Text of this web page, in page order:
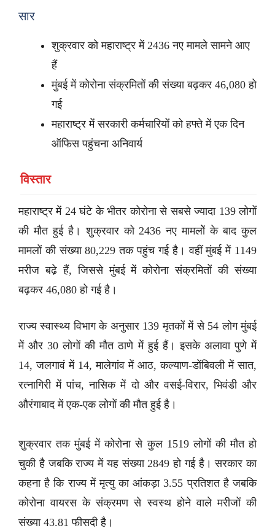
सार
शुक्रवार को महाराष्ट्र में 2436 नए मामले सामने आए
हैं
मुंबई में कोरोना संक्रमितों की संख्या बढ़कर 46,080 हो
गई
महाराष्ट्र में सरकारी कर्मचारियों को हफ्ते में एक दिन
ऑफिस पहुंचना अनिवार्य
विस्तार
महाराष्ट्र में 24 घंटे के भीतर कोरोना से सबसे ज्यादा 139 लोगों
की मौत हुई है। शुक्रवार को 2436 नए मामलोें के बाद कुल
मामलों की संख्या 80,229 तक पहुंच गई है। वहीं मुंबई में 1149
मरीज बढे़ हैं, जिससे मुंबई में कोरोना संक्रमितों की संख्या
बढ़कर 46,080 हो गई है।
राज्य स्वास्थ्य विभाग के अनुसार 139 मृतकों में से 54 लोग मुंबई
में और 30 लोगों की मौत ठाणे में हुई हैं। इसके अलावा पुणे में
14, जलगावं में 14, मालेगांव में आठ, कल्याण-डोंबिवली में सात,
रत्नागिरी में पांच, नासिक में दो और वसई-विरार, भिवंडी और
औरंगाबाद में एक-एक लोगों की मौत हुई है।
शुक्रवार तक मुंबई में कोरोना से कुल 1519 लोगों की मौत हो
चुकी है जबकि राज्य में यह संख्या 2849 हो गई है। सरकार का
कहना है कि राज्य में मृत्यु का आंकड़ा 3.55 प्रतिशत है जबकि
कोरोना वायरस के संक्रमण से स्वस्थ होने वाले मरीजों की
संख्या 43.81 फीसदी है।